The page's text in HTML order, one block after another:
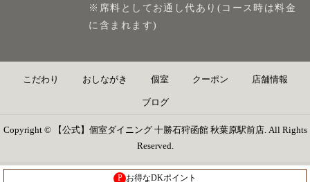
※席料としてお通し代あり(コース時は料金
に含まれます)
こだわり おしながき 個室 クーポン 店舗情報
ブログ
Copyright © 【公式】個室ダイニング 十勝石狩函館 秋葉原駅前店. All Rights
Reserved.
P お得なDKポイント